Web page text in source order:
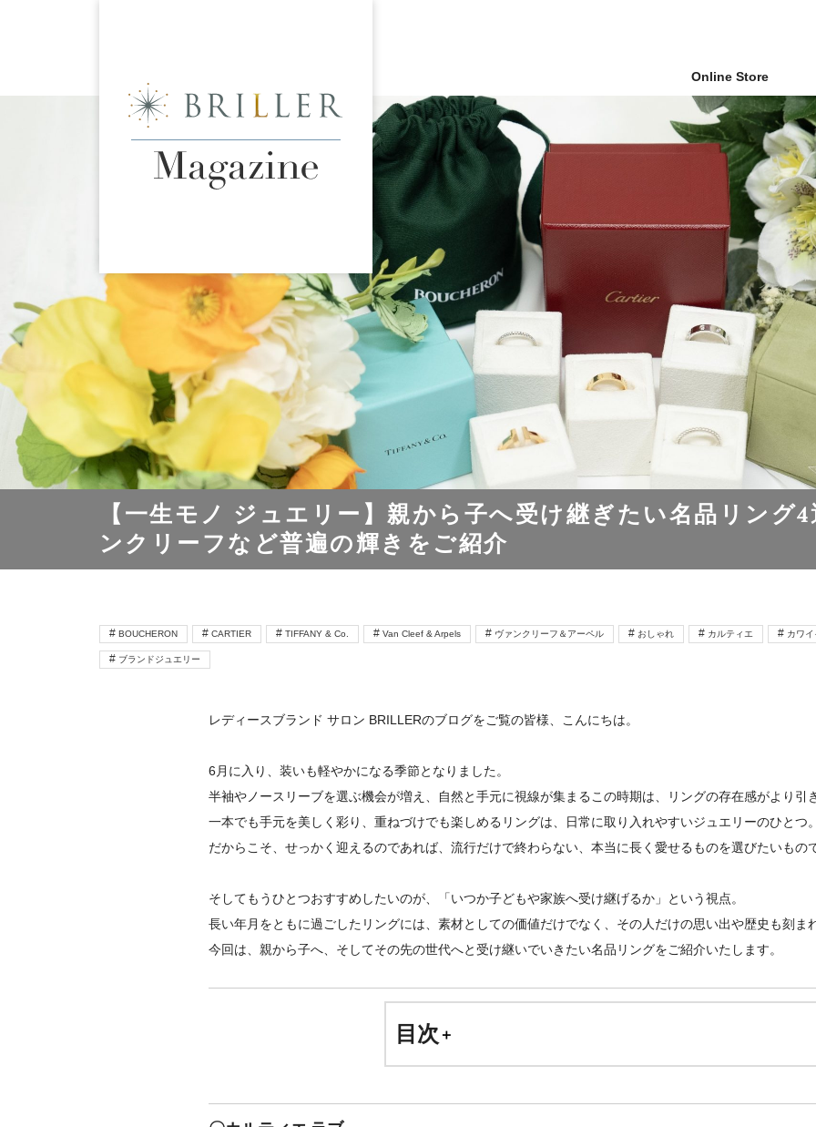
Online Store
【一生モノ ジュエリー】親から子へ受け継ぎたい名品リン
ンクリーフなど普遍の輝きをご紹介
BOUCHERON CARTIER TIFFANY & Co. Van Cleef & Arpels ヴァンクリーフ＆アーペル おしゃれ カルティエ カワイ
ブランドジュエリー
レディースブランド サロン BRILLERのブログをご覧の皆様、こんにちは。
6月に入り、装いも軽やかになる季節となりました。
半袖やノースリーブを選ぶ機会が増え、自然と手元に視線が集まるこの時期は、リングの存在感がより引
一本でも手元を美しく彩り、重ねづけでも楽しめるリングは、日常に取り入れやすいジュエリーのひとつ
だからこそ、せっかく迎えるのであれば、流行だけで終わらない、本当に長く愛せるものを選びたいもの
そしてもうひとつおすすめしたいのが、「いつか子どもや家族へ受け継げるか」という視点。
長い年月をともに過ごしたリングには、素材としての価値だけでなく、その人だけの思い出や歴史も刻ま
今回は、親から子へ、そしてその先の世代へと受け継いでいきたい名品リングをご紹介いたします。
目次
カルティエ ラブ
ティファニー ティファニー T